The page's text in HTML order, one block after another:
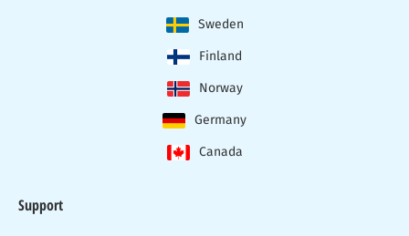
Sweden
Finland
Norway
Germany
Canada
Support